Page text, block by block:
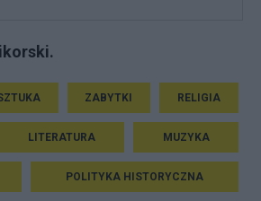
ZABYTKI RELIGIA
LITERATURA MUZYKA
POLITYKA HISTORYCZNA